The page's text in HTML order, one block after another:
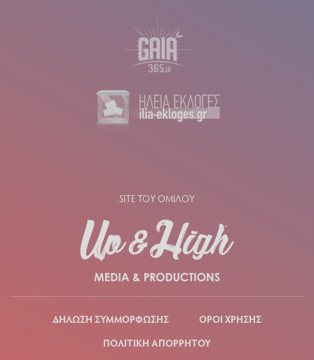
SITE ΤΟΥ ΟΜΙΛΟΥ
ΔΗΛΩΣΗ ΣΥΜΜΟΡΦΩΣΗΣ
ΟΡΟΙ ΧΡΗΣΗΣ
ΠΟΛΙΤΙΚΗ ΑΠΟΡΡΗΤΟΥ